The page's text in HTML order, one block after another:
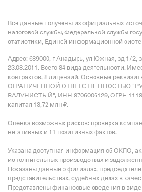
Все данные получены из официальных
налоговой службы, Федеральной службы
статистики, Единой информационной
Адрес: 689000, г Анадырь, ул Южная, зд 1/2,
23.08.2011. Всего 84 вида деятельности.
контрактов, 8 лицензий. Основные
ОГРАНИЧЕННОЙ ОТВЕТСТВЕННОСТЬЮ
ВАЛУНИСТЫЙ", ИНН 8706006129, ОГРН
капитал 13,72 млн ₽.
Оценка возможных рисков: проверка
негативных и 11 позитивных фактов.
Указана доступная информация об ОКПО,
исполнительных производствах и
Показаны данные о филиалах,
представительствах, судебных делах в
Представлены финансовые сведения в